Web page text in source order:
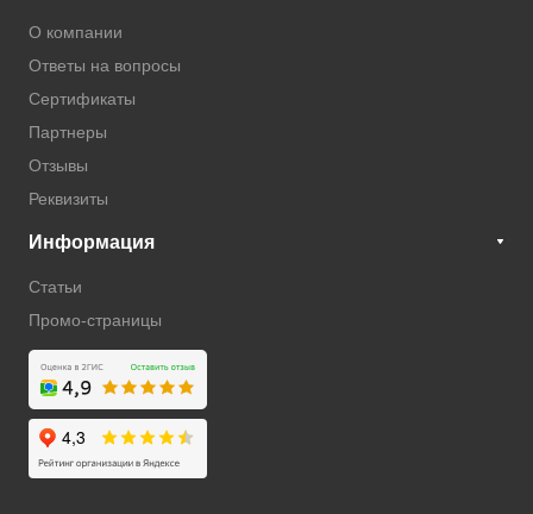
О компании
Ответы на вопросы
Сертификаты
Партнеры
Отзывы
Реквизиты
Информация
Статьи
Промо-страницы